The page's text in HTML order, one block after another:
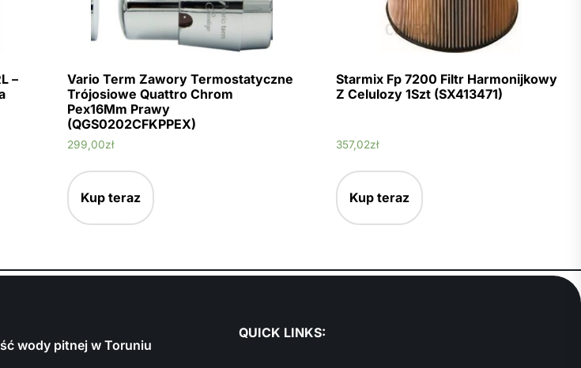
–
Vario Term Zawory Termostatyczne
Trójosiowe Quattro Chrom
Pex16Mm Prawy
(QGS0202CFKPPEX)
299,00zł
Kup teraz
Starmix Fp 7200 Filtr Harmonijkowy
Z Celulozy 1Szt (SX413471)
357,02zł
Kup teraz
wody pitnej w Toruniu
QUICK LINKS: